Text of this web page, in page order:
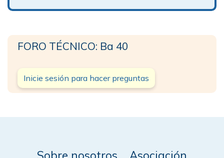
FORO TÉCNICO: Ba 40
Inicie sesión para hacer preguntas